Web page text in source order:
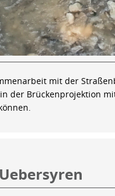
mit der
der Brückenprojektion